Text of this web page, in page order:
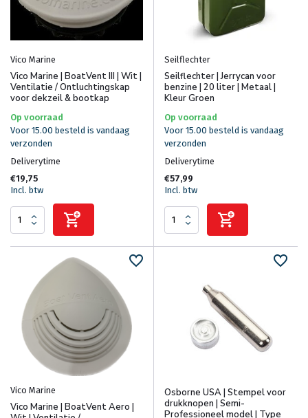
Vico Marine
Vico Marine | BoatVent III | Wit |
Ventilatie / Ontluchtingskap
voor dekzeil & bootkap
Op voorraad
Voor 15.00 besteld is vandaag
verzonden
Deliverytime
€19,75
Incl. btw
Seilflechter
Seilflechter | Jerrycan voor
benzine | 20 liter | Metaal |
Kleur Groen
Op voorraad
Voor 15.00 besteld is vandaag
verzonden
Deliverytime
€57,99
Incl. btw
Vico Marine
Vico Marine | BoatVent Aero |
Osborne USA | Stempel voor
drukknopen | Semi-
Professioneel model | Type